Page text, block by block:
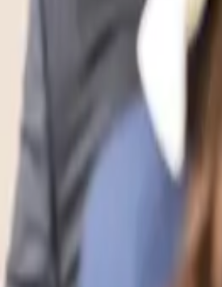
evidal@cumbresvillahermosa.com